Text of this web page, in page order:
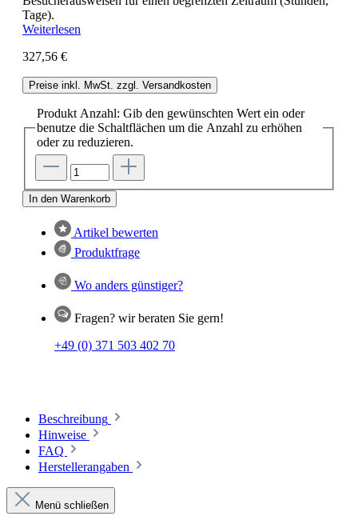
Tage).
Weiterlesen
327,56 €
Preise inkl. MwSt. zzgl. Versandkosten
Produkt Anzahl: Gib den gewünschten Wert ein oder
benutze die Schaltflächen um die Anzahl zu erhöhen
oder zu reduzieren.
In den Warenkorb
Artikel bewerten
Produktfrage
Wo anders günstiger?
Fragen? wir beraten Sie gern!
+49 (0) 371 503 402 70
Beschreibung
Hinweise
FAQ
Herstellerangaben
Menü schließen